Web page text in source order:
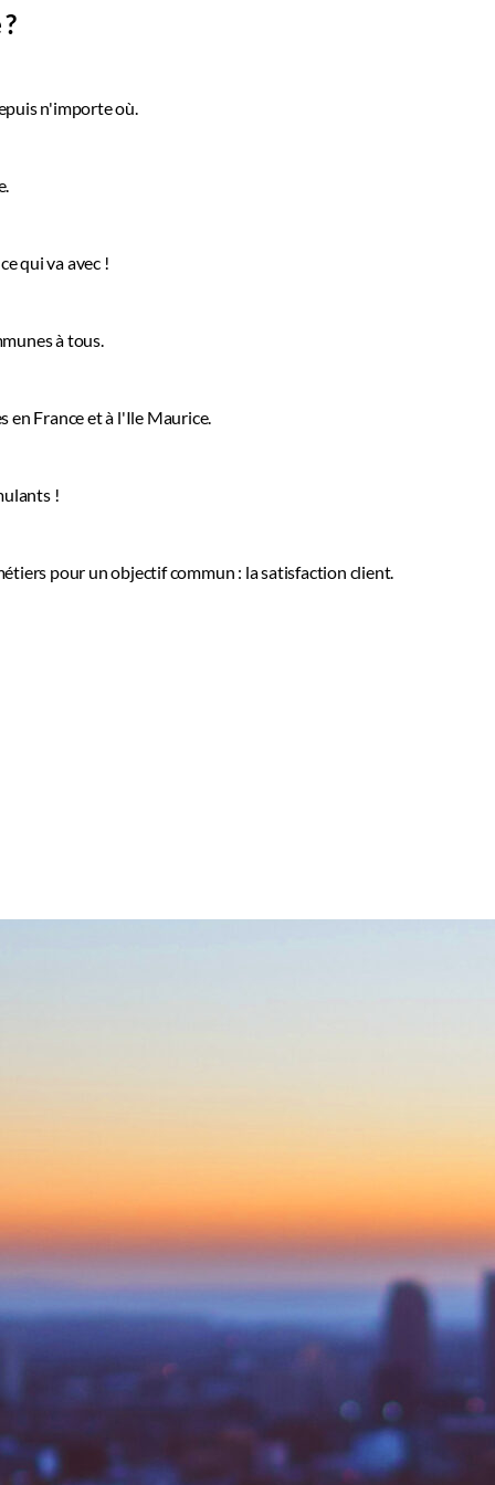
?
n'importe où.
qui va avec !​
à tous.
en France et à l'Ile Maurice.
!
pour un objectif commun : la satisfaction client.